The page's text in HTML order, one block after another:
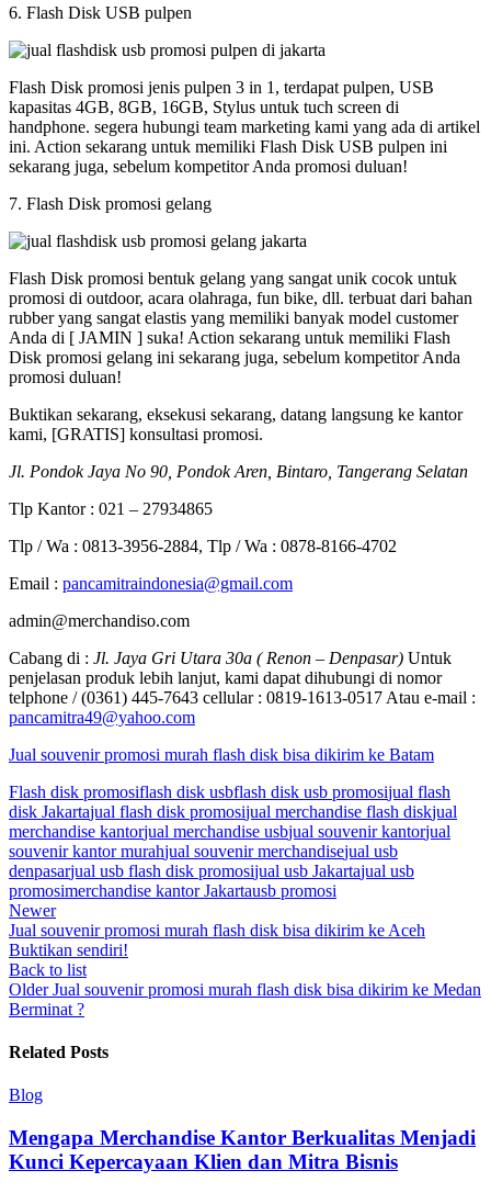
6. Flash Disk USB pulpen
Flash Disk promosi jenis pulpen 3 in 1, terdapat pulpen, USB
kapasitas 4GB, 8GB, 16GB, Stylus untuk tuch screen di
handphone. segera hubungi team marketing kami yang ada di artikel
ini. Action sekarang untuk memiliki Flash Disk USB pulpen ini
sekarang juga, sebelum kompetitor Anda promosi duluan!
7. Flash Disk promosi gelang
Flash Disk promosi bentuk gelang yang sangat unik cocok untuk
promosi di outdoor, acara olahraga, fun bike, dll. terbuat dari bahan
rubber yang sangat elastis yang memiliki banyak model customer
Anda di [ JAMIN ] suka! Action sekarang untuk memiliki Flash
Disk promosi gelang ini sekarang juga, sebelum kompetitor Anda
promosi duluan!
Buktikan sekarang, eksekusi sekarang, datang langsung ke kantor
kami, [GRATIS] konsultasi promosi.
Jl. Pondok Jaya No 90, Pondok Aren, Bintaro, Tangerang Selatan
Tlp Kantor : 021 – 27934865
Tlp / Wa : 0813-3956-2884, Tlp / Wa : 0878-8166-4702
Email : pancamitraindonesia@gmail.com
admin@merchandiso.com
Cabang di : Jl. Jaya Gri Utara 30a ( Renon – Denpasar) Untuk
penjelasan produk lebih lanjut, kami dapat dihubungi di nomor
telphone / (0361) 445-7643 cellular : 0819-1613-0517 Atau e-mail :
pancamitra49@yahoo.com
Jual souvenir promosi murah flash disk bisa dikirim ke Batam
Flash disk promosiflash disk usbflash disk usb promosijual flash
disk Jakartajual flash disk promosijual merchandise flash diskjual
merchandise kantorjual merchandise usbjual souvenir kantorjual
souvenir kantor murahjual souvenir merchandisejual usb
denpasarjual usb flash disk promosijual usb Jakartajual usb
promosimerchandise kantor Jakartausb promosi
Newer
Jual souvenir promosi murah flash disk bisa dikirim ke Aceh
Buktikan sendiri!
Back to list
Older Jual souvenir promosi murah flash disk bisa dikirim ke Medan
Berminat ?
Related Posts
Blog
Mengapa Merchandise Kantor Berkualitas Menjadi
Kunci Kepercayaan Klien dan Mitra Bisnis